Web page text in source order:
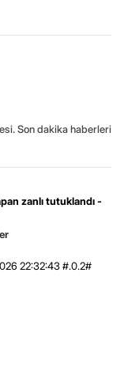
Son dakika haberleri
zanlı tutuklandı -
22:32:43 #.0.2#